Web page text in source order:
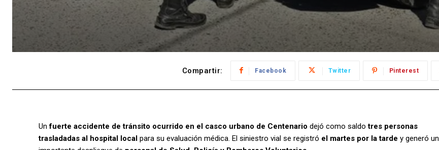
Compartir: Facebook Twitter Pinterest
Unfuerte accidente de tránsito ocurrido en el casco urbano de Centenario dejó como saldotres personas
trasladadas al hospital local para su evaluación médica. El siniestro vial se registró el martes por la tarde y generó un